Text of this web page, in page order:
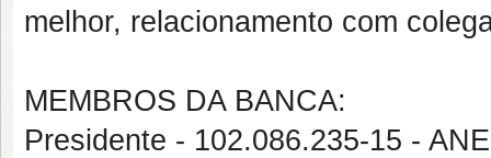
melhor, relacionamento com
MEMBROS DA BANCA:
Presidente - 102.086.235-15 -